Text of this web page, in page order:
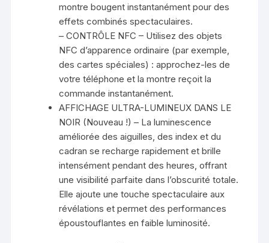
montre bougent instantanément pour des
effets combinés spectaculaires.
– CONTRÔLE NFC – Utilisez des objets
NFC d’apparence ordinaire (par exemple,
des cartes spéciales) : approchez-les de
votre téléphone et la montre reçoit la
commande instantanément.
AFFICHAGE ULTRA-LUMINEUX DANS LE
NOIR (Nouveau !) – La luminescence
améliorée des aiguilles, des index et du
cadran se recharge rapidement et brille
intensément pendant des heures, offrant
une visibilité parfaite dans l’obscurité totale.
Elle ajoute une touche spectaculaire aux
révélations et permet des performances
époustouflantes en faible luminosité.